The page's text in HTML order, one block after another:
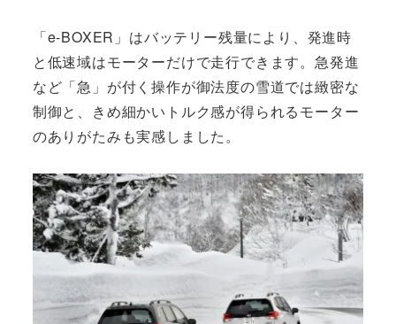
「e-BOXER」はバッテリー残量により、発進時
と低速域はモーターだけで走行できます。急発進
など「急」が付く操作が御法度の雪道では緻密な
制御と、きめ細かいトルク感が得られるモーター
のありがたみも実感しました。